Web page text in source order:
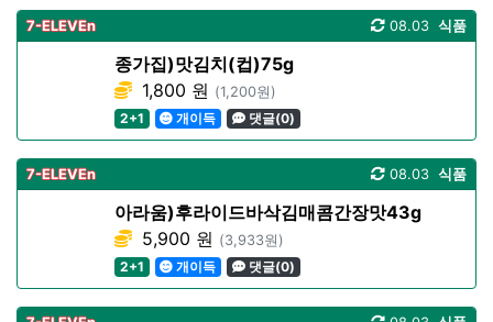
7-ELEVEn 식품
08.03
종가집)맛김치(컵)75g
1,800 원 (1,200원)
2+1
개이득 댓글(0)
7-ELEVEn 식품
08.03
아라움)후라이드바삭김매콤간장맛43g
5,900 원 (3,933원)
2+1
개이득 댓글(0)